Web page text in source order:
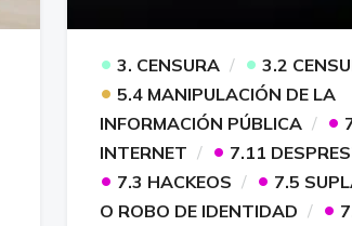
• 3. CENSURA • 3.2
• 5.4 MANIPULACIÓN DE LA
INFORMACIÓN PÚBLICA
•
INTERNET
• 7.11
• 7.3 HACKEOS • 7.5
O ROBO DE IDENTIDAD
•